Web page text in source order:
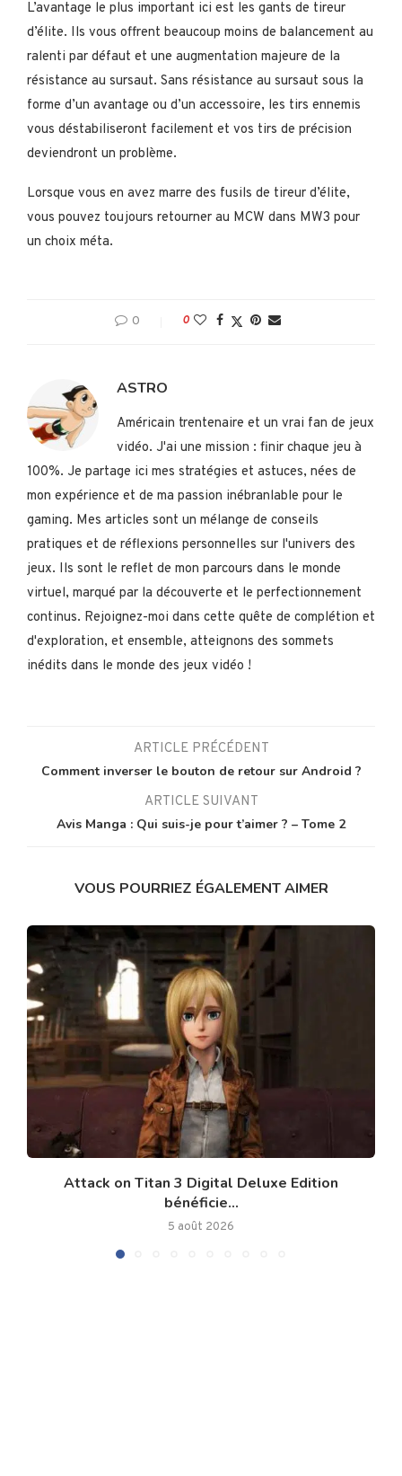
L’avantage le plus important ici est les gants de tireur
d’élite. Ils vous offrent beaucoup moins de balancement au
ralenti par défaut et une augmentation majeure de la
résistance au sursaut. Sans résistance au sursaut sous la
forme d’un avantage ou d’un accessoire, les tirs ennemis
vous déstabiliseront facilement et vos tirs de précision
deviendront un problème.
Lorsque vous en avez marre des fusils de tireur d’élite,
vous pouvez toujours retourner au MCW dans MW3 pour
un choix méta.
0 0
ASTRO
Américain trentenaire et un vrai fan de jeux
vidéo. J'ai une mission : finir chaque jeu à
100%. Je partage ici mes stratégies et astuces, nées de
mon expérience et de ma passion inébranlable pour le
gaming. Mes articles sont un mélange de conseils
pratiques et de réflexions personnelles sur l'univers des
jeux. Ils sont le reflet de mon parcours dans le monde
virtuel, marqué par la découverte et le perfectionnement
continus. Rejoignez-moi dans cette quête de complétion et
d'exploration, et ensemble, atteignons des sommets
inédits dans le monde des jeux vidéo !
ARTICLE PRÉCÉDENT
Comment inverser le bouton de retour sur Android ?
ARTICLE SUIVANT
Avis Manga : Qui suis-je pour t’aimer ? – Tome 2
VOUS POURRIEZ ÉGALEMENT AIMER
Attack on Titan 3 Digital Deluxe Edition
bénéficie...
5 août 2026